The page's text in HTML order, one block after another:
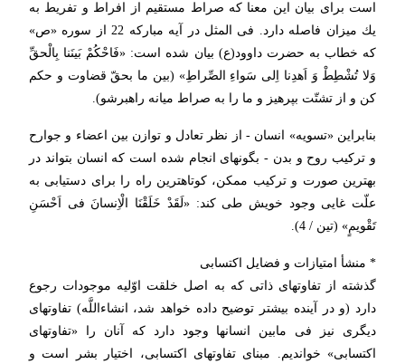
است براى بیان این معنا كه صراط مستقیم از افراط و تفریط به
یك میزان فاصله دارد. فى المثل در آیه مباركه 22 از سوره «ص»
كه خطاب به حضرت داوود(ع) بیان شده است: «فَاحْكُمْ بَینَنا بِالْحقِّ
وَلا تُشْطِطْ وَ اَهدِنا اِلى سَواءِ الصِّراطِ» (بین ما بحقّ قضاوت و حكم
كن و از تشتّت بپرهیز و ما را به صراط میانه راهبرشو).
بنابراین «تسویه» انسان - از نظر تعادل و توازن بین اعضاء و جوارح
و تركیب روح و بدن - بگونه‏اى انجام شده است كه انسان بتواند در
بهترین صورت و تركیب ممكن، كوتاه‏ترین راه را براى دستیابى به
علّت غایى وجود خویش طى كند: «لَقَدْ خَلَقْنَا الْاِنسانَ فى اَحْسَنِ
تَقْویمٍ» (تین / 4).
* منشأ امتیازات و فضایل اكتسابى‏
گذشته از تفاوتهاى ذاتى كه به اصل خلقت اوّلیه موجودات رجوع
دارد (و در آینده بیشتر توضیح داده خواهد شد، ان‏شاءاللَّه) تفاوتهاى
دیگرى نیز فى مابین انسانها وجود دارد كه آنان را «تفاوتهاى
اكتسابى» خواندیم. مبناى تفاوتهاى اكتسابى، اختیار بشر است و